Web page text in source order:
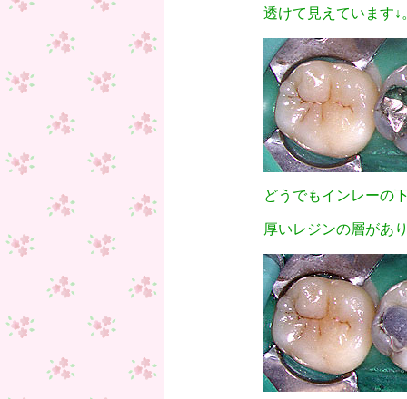
透けて見えています↓
どうでもインレーの
厚いレジンの層があ